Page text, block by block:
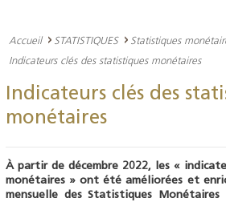
Accueil STATISTIQUES
Statistiques
Indicateurs clés des statistiques monétaires
Indicateurs clés des
monétaires
À partir de décembre 2022, les «
monétaires » ont été améliorées et
mensuelle des Statistiques